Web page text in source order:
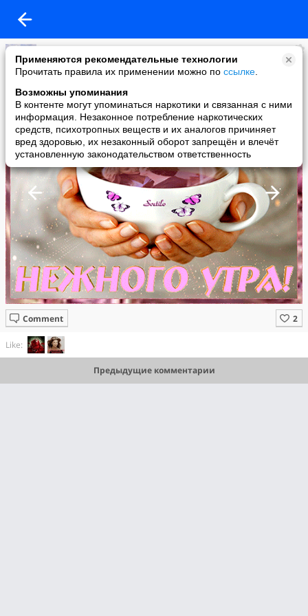
Применяются рекомендательные технологии
Прочитать правила их применении можно по ссылке
Возможны упоминания
В контенте могут упоминаться наркотики и связанная с ними
информация. Незаконное потребление наркотических
средств, психотропных веществ и их аналогов причиняет
вред здоровью, их незаконный оборот запрещён и влечёт
установленную законодательством ответственность
школа Донецкая
added a photo
31 May в 20:48
Comment
Like:
Предыдущие комментарии